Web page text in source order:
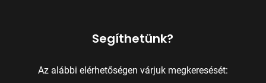
Segíthetünk?
Az alábbi elérhetőségen várjuk megkeresését: